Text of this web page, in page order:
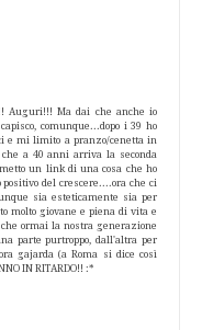
Auguri!!! Ma dai che anche io
comunque...dopo i 39 ho
e mi limito a pranzo/cenetta in
a 40 anni arriva la seconda
un link di una cosa che ho
del crescere....ora che ci
sia esteticamente sia per
molto giovane e piena di vita e
ormai la nostra generazione
parte purtroppo, dall'altra per
gajarda (a Roma si dice così
IN RITARDO!! :*